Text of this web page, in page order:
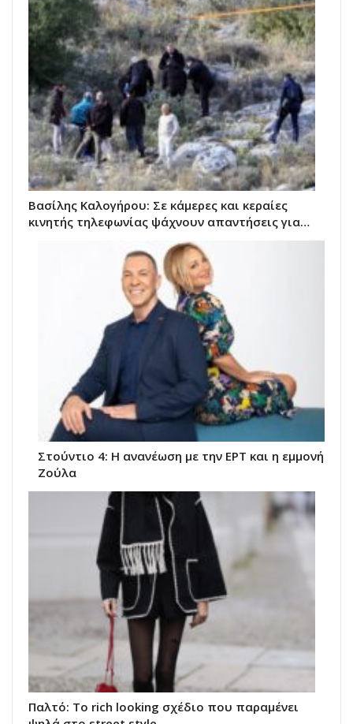
Βασίλης Καλογήρου: Σε κάμερες και κεραίες
κινητής τηλεφωνίας ψάχνουν απαντήσεις για…
Στούντιο 4: Η ανανέωση με την ΕΡΤ και η εμμονή
Ζούλα
Παλτό: Το rich looking σχέδιο που παραμένει